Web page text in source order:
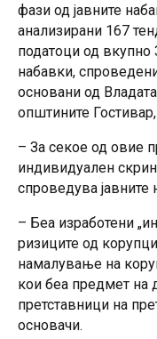
корупцијата во
дискусија со 130
нивните основачи. -
ги вклучи во Планот
Акција 21. Станува
спроведување
интегритет или
мерки за
зголемување на
зајакнување на
тендерите, во која
спроведуваат јавни
претпријатија и
обучени за
јавните набавки, а
фази од јавните
анализирани 167
податоци од вкупно
набавки,
основани од
општините
– За секое од овие
индивидуален
спроведува јавните
– Беа изработени
ризиците од
намалување на
кои беа предмет на
претставници на
основачи.